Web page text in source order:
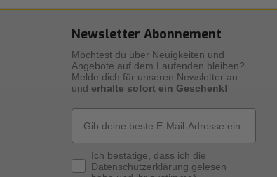
Newsletter Abonnement
Möchtest du über Neuigkeiten und
Angebote auf dem Laufenden bleiben?
Melde dich für unseren Newsletter an
und erhalte sofort ein Geschenk!
Privacy Policy
Ich bestätige, dass ich die
Datenschutzerklärung gelesen